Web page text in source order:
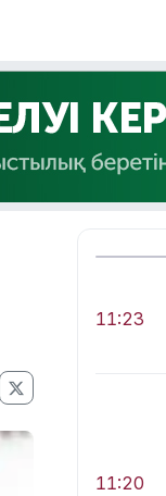
11:23
11:20